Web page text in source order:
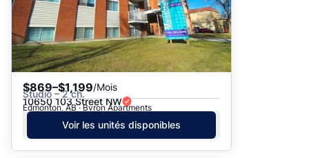
$869–$1,199/Mois
Studio – 2 ch.
10650 103 Street NW
Edmonton, AB · Byron Apartments
Voir les unités disponibles